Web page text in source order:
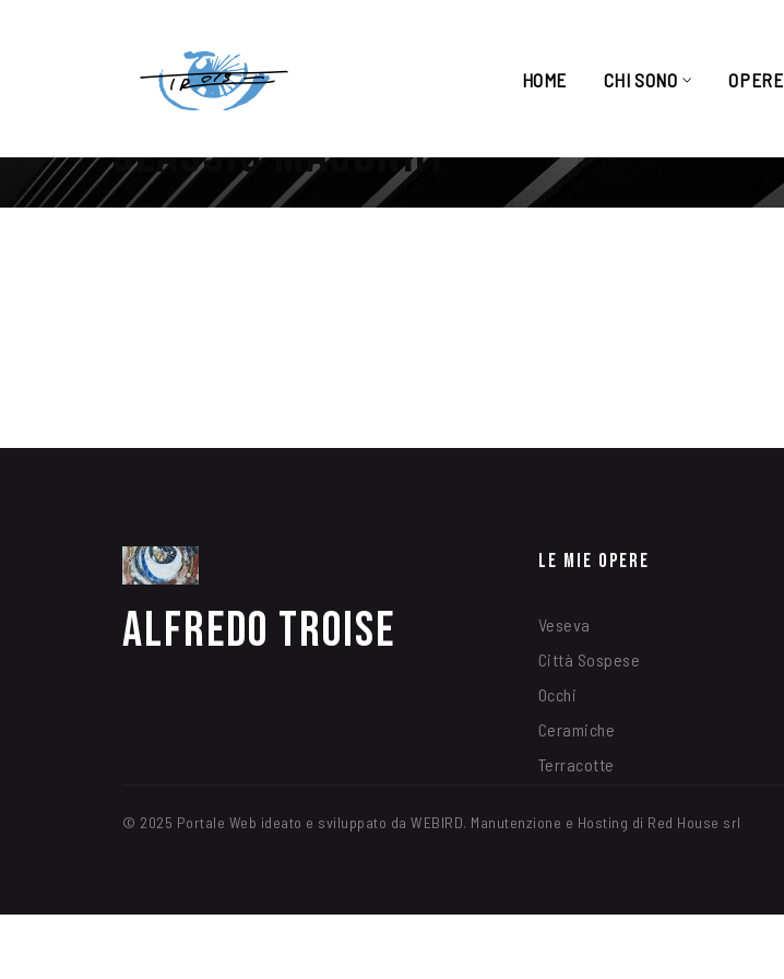
HOME CHI SONO OPERE
Classic Masonry
Alfredo Troise
Le Mie Opere
Veseva
Città Sospese
Occhi
Ceramiche
Terracotte
© 2025 Portale Web ideato e sviluppato da WEBIRD. Manutenzione e Hosting di Red House srl